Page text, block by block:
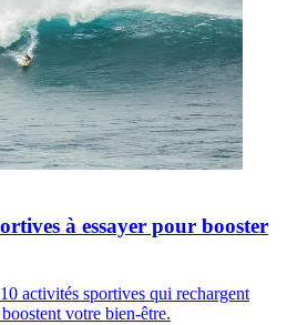
à essayer pour booster
activités sportives qui rechargent
votre bien-être.